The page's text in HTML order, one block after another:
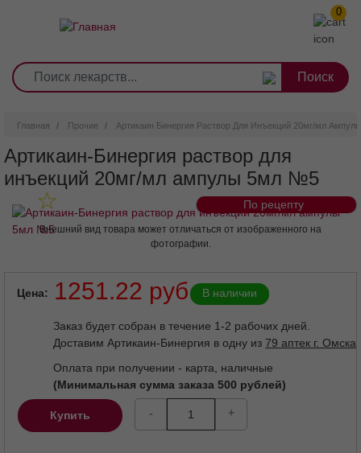
0
Главная Прочие Артикаин Бинергия Раствор Для Инъекций 20мг/мл
Артикаин-Бинергия раствор для
инъекций 20мг/мл ампулы 5мл №5
По рецепту
Внешний вид товара может отличаться от изображенного на
фотографии.
Цена 1251.22 руб В наличии
Заказ будет собран в течение 1-2 рабочих дней.
Доставим Артикаин-Бинергия в одну из 79 аптек г. Омска
Оплата при получении - карта, наличные
(Минимальная сумма заказа 500 рублей)
Купить - +